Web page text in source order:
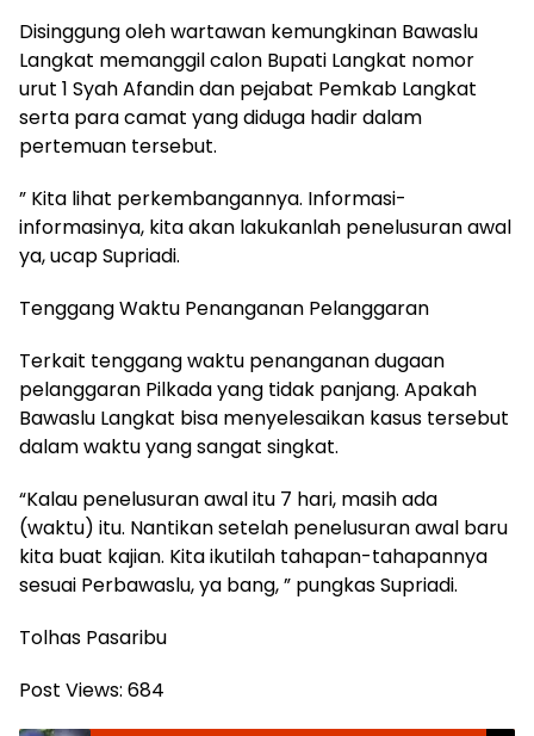
Disinggung oleh wartawan kemungkinan Bawaslu
Langkat memanggil calon Bupati Langkat nomor
urut 1 Syah Afandin dan pejabat Pemkab Langkat
serta para camat yang diduga hadir dalam
pertemuan tersebut.
” Kita lihat perkembangannya. Informasi-
informasinya, kita akan lakukanlah penelusuran awal
ya, ucap Supriadi.
Tenggang Waktu Penanganan Pelanggaran
Terkait tenggang waktu penanganan dugaan
pelanggaran Pilkada yang tidak panjang. Apakah
Bawaslu Langkat bisa menyelesaikan kasus tersebut
dalam waktu yang sangat singkat.
“Kalau penelusuran awal itu 7 hari, masih ada
(waktu) itu. Nantikan setelah penelusuran awal baru
kita buat kajian. Kita ikutilah tahapan-tahapannya
sesuai Perbawaslu, ya bang, ” pungkas Supriadi.
Tolhas Pasaribu
Post Views: 684